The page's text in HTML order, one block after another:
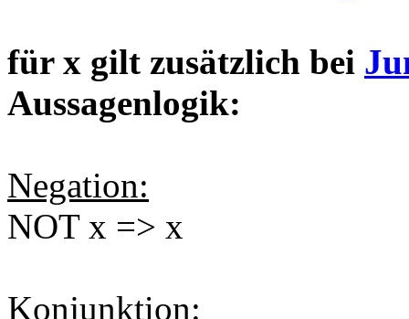
für x gilt zusätzlich bei
Aussagenlogik:
Negation:
NOT x => x
Konjunktion: